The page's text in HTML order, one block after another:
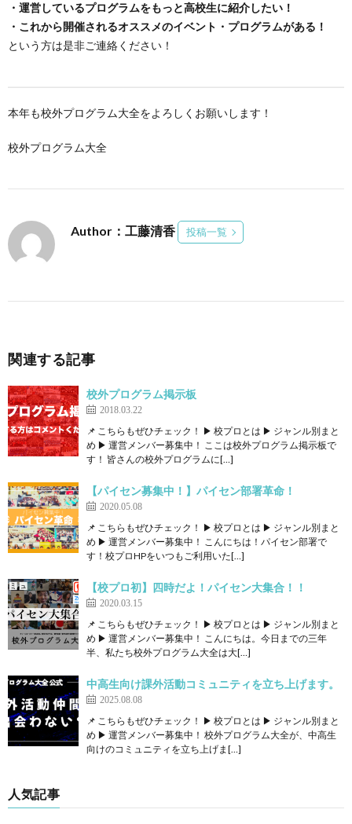
・運営しているプログラムをもっと高校生に紹介したい！
・これから開催されるオススメのイベント・プログラムがある！
という方は是非ご連絡ください！
本年も校外プログラム大全をよろしくお願いします！
校外プログラム大全
Author：工藤清香 投稿一覧
関連する記事
校外プログラム掲示板
2018.03.22
📌 こちらもぜひチェック！ ▶ 校プロとは ▶ ジャンル別まと
め ▶ 運営メンバー募集中！ ここは校外プログラム掲示板で
す！ 皆さんの校外プログラムに[…]
【パイセン募集中！】パイセン部署革命！
2020.05.08
📌 こちらもぜひチェック！ ▶ 校プロとは ▶ ジャンル別まと
め ▶ 運営メンバー募集中！ こんにちは！パイセン部署で
す！校プロHPをいつもご利用いた[…]
【校プロ初】四時だよ！パイセン大集合！！
2020.03.15
📌 こちらもぜひチェック！ ▶ 校プロとは ▶ ジャンル別まと
め ▶ 運営メンバー募集中！ こんにちは。今日までの三年
半、私たち校外プログラム大全は大[…]
中高生向け課外活動コミュニティを立ち上げます。
2025.08.08
📌 こちらもぜひチェック！ ▶ 校プロとは ▶ ジャンル別まと
め ▶ 運営メンバー募集中！ 校外プログラム大全が、中高生
向けのコミュニティを立ち上げま[…]
人気記事